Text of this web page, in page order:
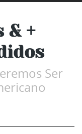
& +
Ser